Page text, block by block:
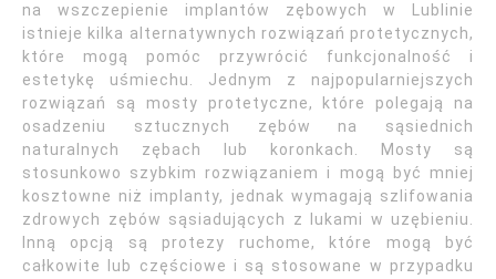
na wszczepienie implantów zębowych w Lublinie
istnieje kilka alternatywnych rozwiązań protetycznych,
które mogą pomóc przywrócić funkcjonalność i
estetykę uśmiechu. Jednym z najpopularniejszych
rozwiązań są mosty protetyczne, które polegają na
osadzeniu sztucznych zębów na sąsiednich
naturalnych zębach lub koronkach. Mosty są
stosunkowo szybkim rozwiązaniem i mogą być mniej
kosztowne niż implanty, jednak wymagają szlifowania
zdrowych zębów sąsiadujących z lukami w uzębieniu.
Inną opcją są protezy ruchome, które mogą być
całkowite lub częściowe i są stosowane w przypadku